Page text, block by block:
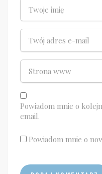
Powiadom mnie o
email.
Powiadom mnie o